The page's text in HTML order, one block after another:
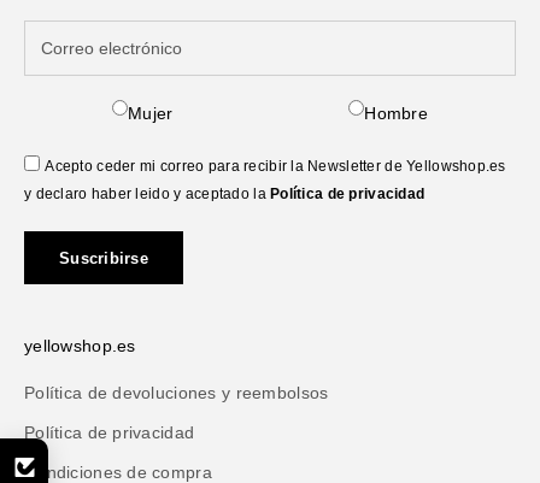
Mujer Hombre
Acepto ceder mi correo para recibir la Newsletter de Yellowshop.es
y declaro haber leido y aceptado la Política de privacidad
Suscribirse
yellowshop.es
Política de devoluciones y reembolsos
Política de privacidad
Condiciones de compra